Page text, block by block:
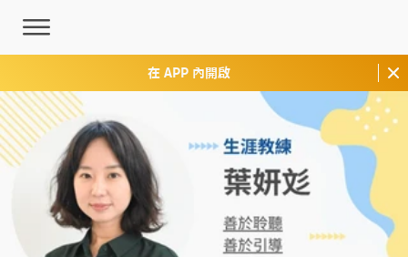
在 APP 內開啟